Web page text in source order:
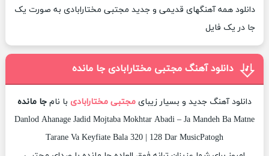
دانلود همه آهنگهای قدیمی و جدید مجتبی مختارابادی به صورت یک
جا در یک فایل
دانلود آهنگ مجتبی مختارابادی جا مانده
دانلود آهنگ جدید و بسیار زیبای مجتبی مختارابادی با نام جا مانده
Danlod Ahanage Jadid Mojtaba Mokhtar Abadi – Ja Mandeh Ba Matne
Tarane Va Keyfiate Bala 320 | 128 Dar MusicPatogh